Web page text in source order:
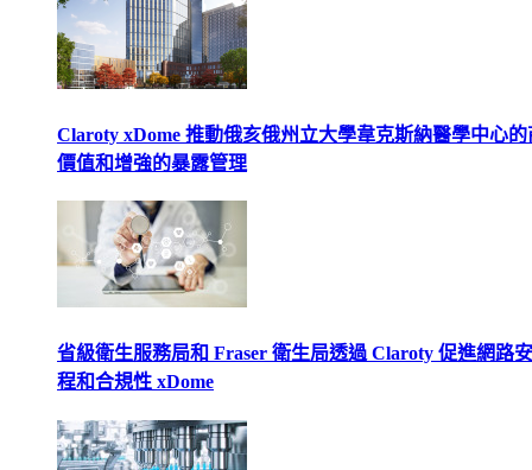
Claroty xDome 推動俄亥俄州立大學韋克斯納醫學中心的
價值和增強的暴露管理
省級衛生服務局和 Fraser 衛生局透過 Claroty 促進網路
程和合規性 xDome